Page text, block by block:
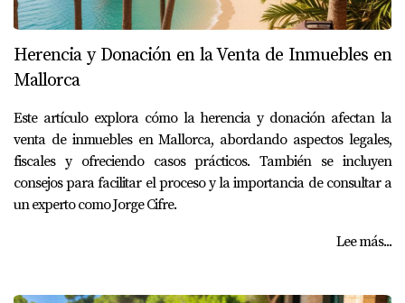
Herencia y Donación en la Venta de Inmuebles en
Mallorca
Este artículo explora cómo la herencia y donación afectan la
venta de inmuebles en Mallorca, abordando aspectos legales,
fiscales y ofreciendo casos prácticos. También se incluyen
consejos para facilitar el proceso y la importancia de consultar a
un experto como Jorge Cifre.
Lee más...